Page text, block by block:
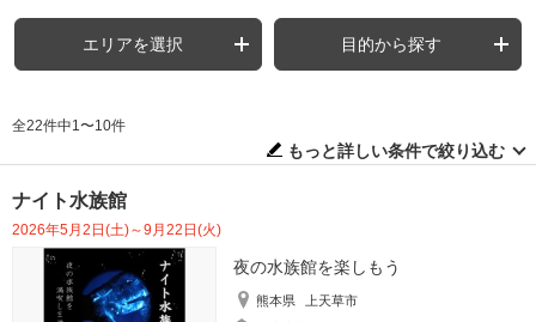
エリアを選択 目的から探す
全22件中1〜10件
もっと詳しい条件で絞り込む
ナイト水族館
2026年5月2日(土)～9月22日(火)
夜の水族館を楽しもう
熊本県
上天草市